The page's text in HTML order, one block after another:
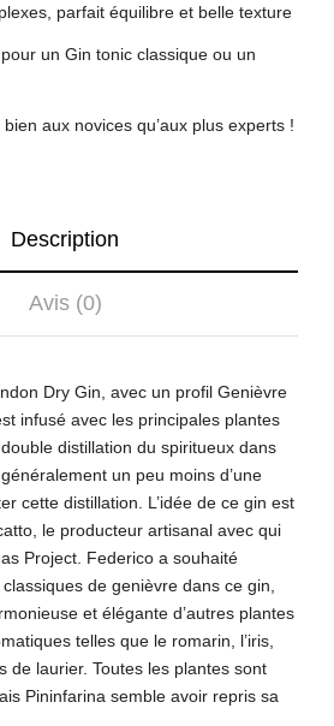
parfait équilibre et belle texture
un Gin tonic classique ou un
aux novices qu’aux plus experts !
Description
Avis (0)
Dry Gin, avec un profil Genièvre
infusé avec les principales plantes
distillation du spiritueux dans
un peu moins d’une
cette distillation. L’idée de ce gin est
le producteur artisanal avec qui
Project. Federico a souhaité
de genièvre dans ce gin,
et élégante d’autres plantes
telles que le romarin, l’iris,
de laurier. Toutes les plantes sont
Pininfarina semble avoir repris sa